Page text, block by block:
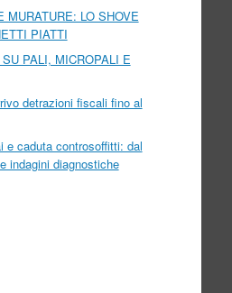
MURATURE: LO SHOVE
PIATTI
PALI, MICROPALI E
detrazioni fiscali fino al
e caduta controsoffitti: dal
indagini diagnostiche